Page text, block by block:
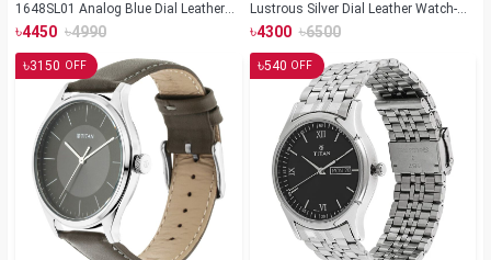
1648SL01 Analog Blue Dial Leather
Strap Watch for Men
৳4450 ৳4990
Lustrous Silver Dial Leather Watch-
1802SL01
৳4300 ৳6500
৳3150 OFF ৳540 OFF